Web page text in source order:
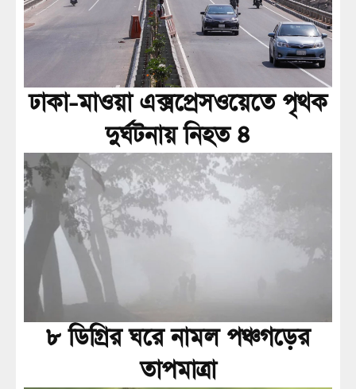
ঢাকা-মাওয়া এক্সপ্রেসওয়েতে পৃথক
দুর্ঘটনায় নিহত ৪
৮ ডিগ্রির ঘরে নামল পঞ্চগড়ের
তাপমাত্রা